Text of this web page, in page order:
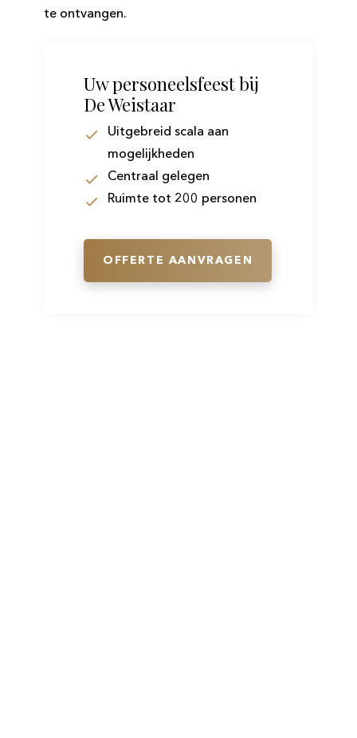
te ontvangen.
Uw personeelsfeest bij
De Weistaar
Uitgebreid scala aan
mogelijkheden
Centraal gelegen
Ruimte tot 200 personen
OFFERTE AANVRAGEN